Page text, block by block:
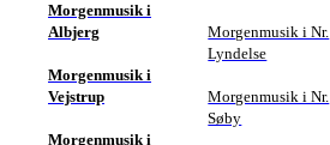
Morgenmusik i
Albjerg
Morgenmusik i
Vejstrup
Morgenmusik i
Morgenmusik i Nr.
Lyndelse
Morgenmusik i Nr.
Søby